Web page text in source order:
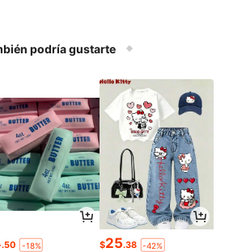
podría gustarte
.50 -18% $25.38 -42%